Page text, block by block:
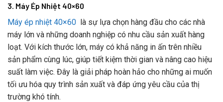
3. Máy Ép Nhiệt 40×60
Máy ép nhiệt 40×60 là sự lựa chọn hàng đầu cho các nhà
máy lớn và những doanh nghiệp có nhu cầu sản xuất hàng
loạt. Với kích thước lớn, máy có khả năng in ấn trên nhiều
sản phẩm cùng lúc, giúp tiết kiệm thời gian và nâng cao hiệu
suất làm việc. Đây là giải pháp hoàn hảo cho những ai muốn
tối ưu hóa quy trình sản xuất và đáp ứng yêu cầu của thị
trường khó tính.